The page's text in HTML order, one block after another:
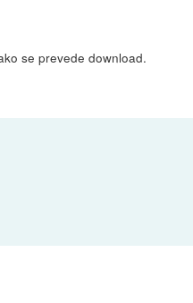
se prevede download.